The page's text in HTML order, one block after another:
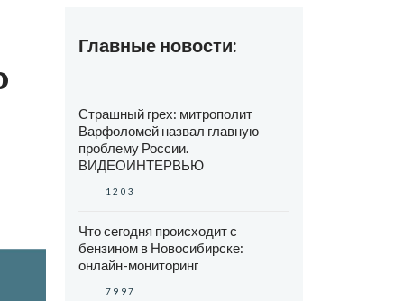
Главные новости:
Страшный грех: митрополит
Варфоломей назвал главную
проблему России.
ВИДЕОИНТЕРВЬЮ
1203
Что сегодня происходит с
бензином в Новосибирске:
онлайн-мониторинг
7997